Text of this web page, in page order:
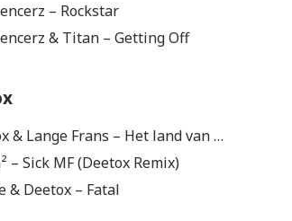
– Rockstar
& Titan – Getting Off
& Lange Frans – Het land van …
– Sick MF (Deetox Remix)
& Deetox – Fatal